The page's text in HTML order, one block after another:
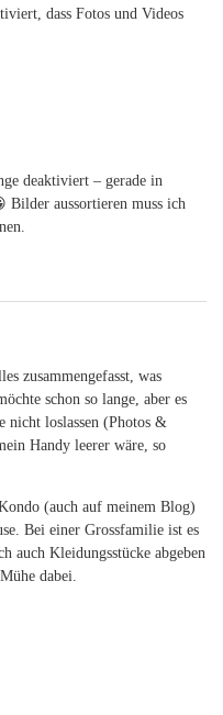
dass Fotos und Videos
deaktiviert – gerade in
aussortieren muss ich
zusammengefasst, was
schon so lange, aber es
nicht loslassen (Photos &
Handy leerer wäre, so
(auch auf meinem Blog)
Bei einer Grossfamilie ist es
auch Kleidungsstücke abgeben
dabei.